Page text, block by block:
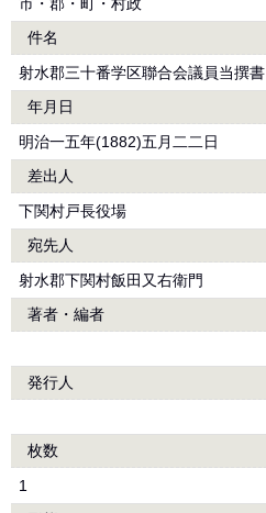
件名
射水郡三十番学区聯合会議員当撰書
年月日
明治一五年(1882)五月二二日
差出人
下関村戸長役場
宛先人
射水郡下関村飯田又右衛門
著者・編者
発行人
枚数
1